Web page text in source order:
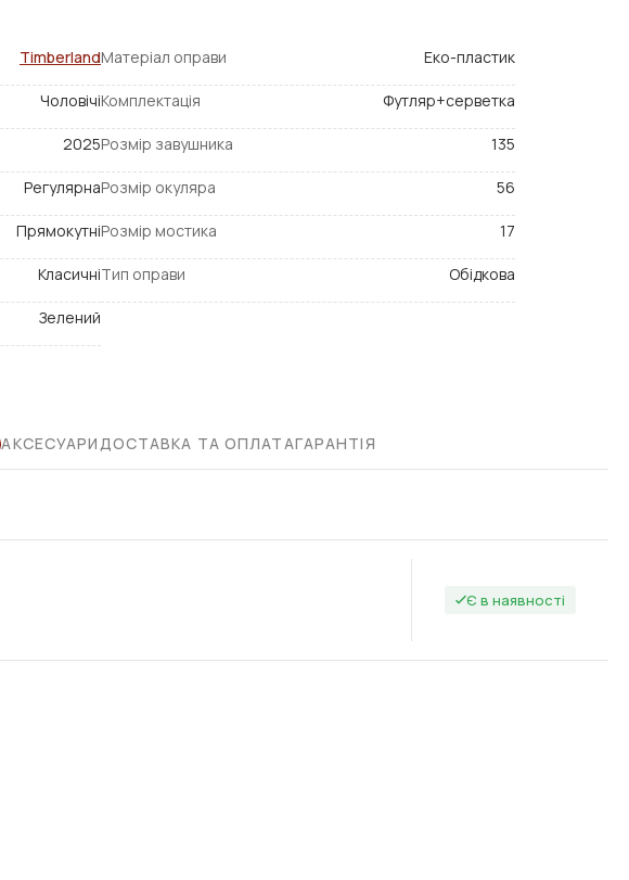
Timberland
Чоловічі
2025
Регулярна
Прямокутні
Класичні
Зелений
Матеріал оправи Еко-пластик
Комплектація Футляр+серветка
Розмір завушника 135
Розмір окуляра 56
Розмір мостика 17
Тип оправи Обідкова
АКСЕСУАРИДОСТАВКА ТА ОПЛАТАГАРАНТІЯ
Є в наявності